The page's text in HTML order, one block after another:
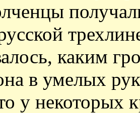
каким
в умелых
у некоторых